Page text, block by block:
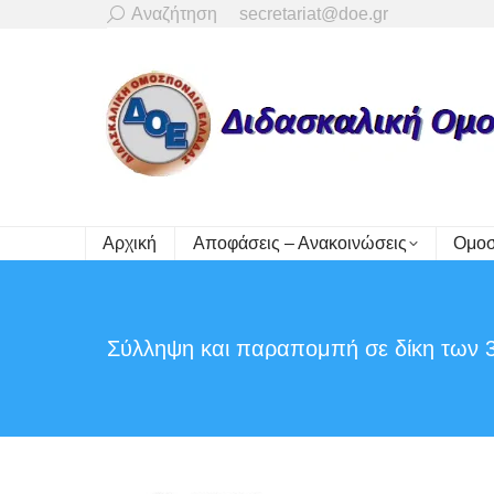
Search:
Αναζήτηση secretariat@doe.gr
Αρχική Αποφάσεις – Ανακοινώσεις
Σύλληψη και παραπομπή σε δίκη των